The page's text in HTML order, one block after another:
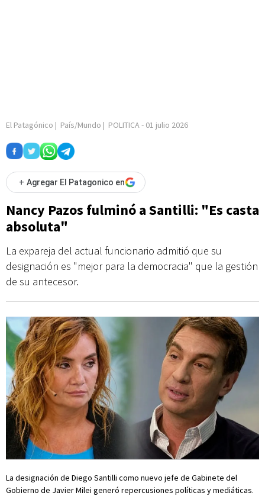
El Patagónico | País/Mundo | POLITICA- 01 julio 2026
+ Agregar El Patagonico en
Nancy Pazos fulminó a Santilli: "Es casta
absoluta"
La expareja del actual funcionario admitió que su
designación es "mejor para la democracia" que la gestión
de su antecesor.
La designación de Diego Santilli como nuevo jefe de Gabinete del
Gobierno de Javier Milei generó repercusiones políticas y mediáticas.